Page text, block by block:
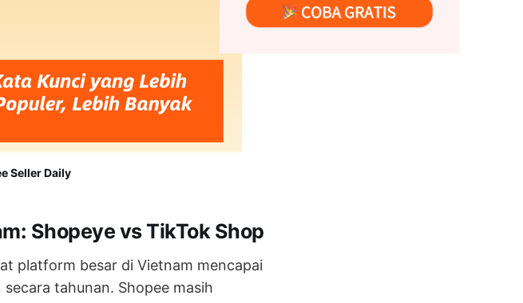
Seller Daily
Shopeye vs TikTok Shop
platform besar di Vietnam mencapai
tahunan. Shopee masih